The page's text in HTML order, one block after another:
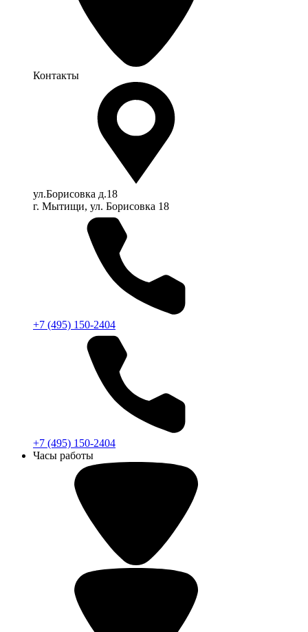
Контакты
ул.Борисовка д.18
г. Мытищи, ул. Борисовка 18
+7 (495) 150-2404
+7 (495) 150-2404
Часы работы